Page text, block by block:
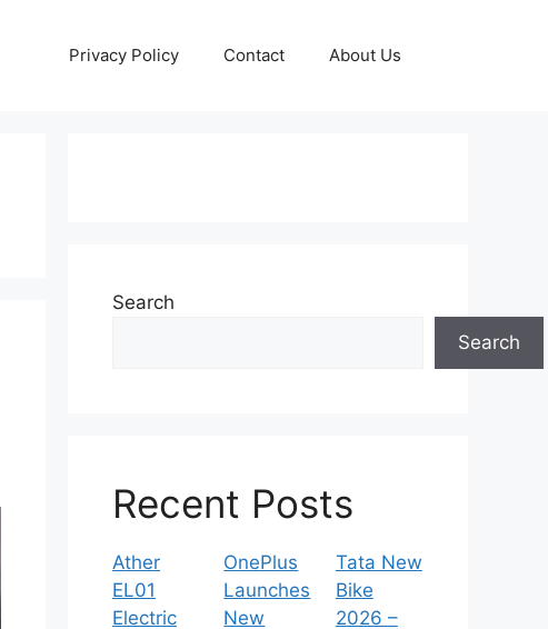
Privacy Policy Contact About Us
Search
Search
Recent Posts
Ather
EL01
Electric
OnePlus
Launches
New
Tata New
Bike
2026 –